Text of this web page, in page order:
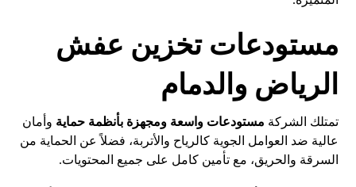
مستودعات تخزين عفش
الرياض والدمام
تمتلك الشركة مستودعات واسعة ومجهزة بأنظمة حماية وأمان
عالية ضد العوامل الجوية كالرياح والأتربة، فضلاً عن الحماية من
السرقة والحريق، مع تأمين كامل على جميع المحتويات.